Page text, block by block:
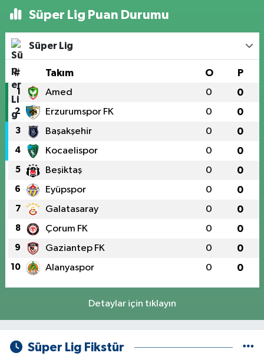
Süper Lig Puan Durumu
Süper Lig
# Takım O P
1 Amed 0 0
2 Erzurumspor FK 0 0
3 Başakşehir 0 0
4 Kocaelispor 0 0
5 Beşiktaş 0 0
6 Eyüpspor 0 0
7 Galatasaray 0 0
8 Çorum FK 0 0
9 Gaziantep FK 0 0
10 Alanyaspor 0 0
Detaylar için tıklayın
Süper Lig Fikstür